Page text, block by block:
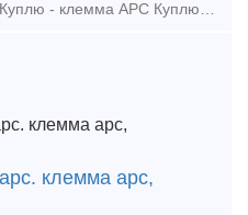
Куплю - монорегулятор АРС Куплю - клемма АРС Куплю - подклеммник АРС Куплю - уголок изолирующий АРС Куплю - прокладка ЦП204 АРС Куплю - шпала АРС-4 Куплю - рельсы р65, р50, б
клемма арс,